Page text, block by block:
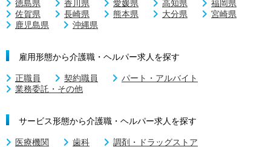
徳島県
香川県 愛媛県 高知県
福岡県
佐賀県
長崎県 熊本県 大分県
宮崎県
鹿児島県
沖縄県
雇用形態から介護職・ヘルパー求人を探す
正職員 契約職員
パート・アルバイト
業務委託・その他
サービス形態から介護職・ヘルパー求人を探す
医療機関 歯科
調剤・ドラッグストア